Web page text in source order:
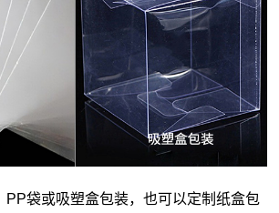
PP袋或吸塑盒包装，也可以定制纸盒包